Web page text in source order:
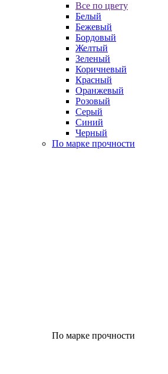
Все по цвету
Белый
Бежевый
Бордовый
Желтый
Зеленый
Коричневый
Красный
Оранжевый
Розовый
Серый
Синий
Черный
По марке прочности
По марке прочности